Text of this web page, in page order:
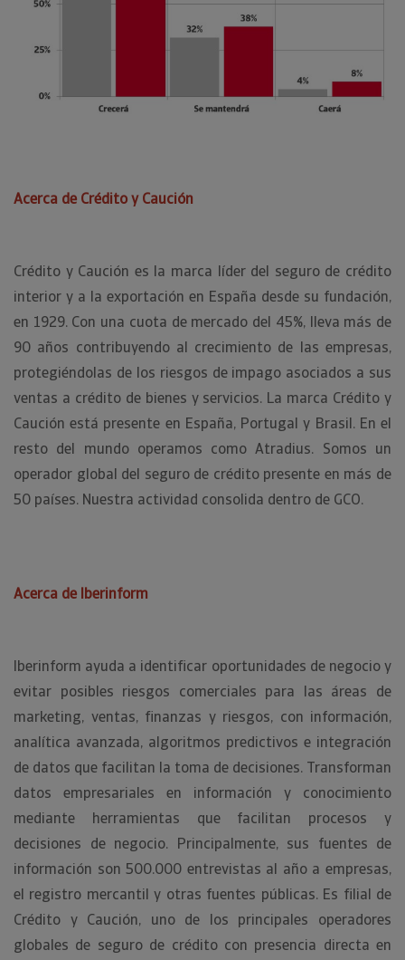
Acerca de Crédito y Caución
Crédito y Caución es la marca líder del seguro de crédito
interior y a la exportación en España desde su fundación,
en 1929. Con una cuota de mercado del 45%, lleva más de
90 años contribuyendo al crecimiento de las empresas,
protegiéndolas de los riesgos de impago asociados a sus
ventas a crédito de bienes y servicios. La marca Crédito y
Caución está presente en España, Portugal y Brasil. En el
resto del mundo operamos como Atradius. Somos un
operador global del seguro de crédito presente en más de
50 países. Nuestra actividad consolida dentro de GCO.
Acerca de Iberinform
Iberinform ayuda a identificar oportunidades de negocio y
evitar posibles riesgos comerciales para las áreas de
marketing, ventas, finanzas y riesgos, con información,
analítica avanzada, algoritmos predictivos e integración
de datos que facilitan la toma de decisiones. Transforman
datos empresariales en información y conocimiento
mediante herramientas que facilitan procesos y
decisiones de negocio. Principalmente, sus fuentes de
información son 500.000 entrevistas al año a empresas,
el registro mercantil y otras fuentes públicas. Es filial de
Crédito y Caución, uno de los principales operadores
globales de seguro de crédito con presencia directa en